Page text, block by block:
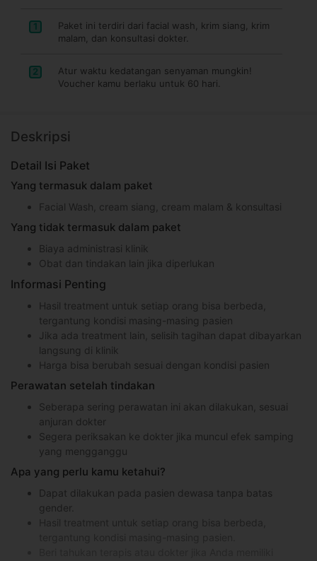
1
Paket ini terdiri dari facial wash, krim siang, krim
malam, dan konsultasi dokter.
2
Atur waktu kedatangan senyaman mungkin!
Voucher kamu berlaku untuk 60 hari.
Deskripsi
Detail Isi Paket
Yang termasuk dalam paket
Facial Wash, cream siang, cream malam & konsultasi
Yang tidak termasuk dalam paket
Biaya administrasi klinik
Obat dan tindakan lain jika diperlukan
Informasi Penting
Hasil treatment untuk setiap orang bisa berbeda,
tergantung kondisi masing-masing pasien
Jika ada treatment lain, selisih tagihan dapat dibayarkan
langsung di klinik
Harga bisa berubah sesuai dengan kondisi pasien
Perawatan setelah tindakan
Seberapa sering perawatan ini akan dilakukan, sesuai
anjuran dokter
Segera periksakan ke dokter jika muncul efek samping
yang mengganggu
Apa yang perlu kamu ketahui?
Dapat dilakukan pada pasien dewasa tanpa batas
gender.
Hasil treatment untuk setiap orang bisa berbeda,